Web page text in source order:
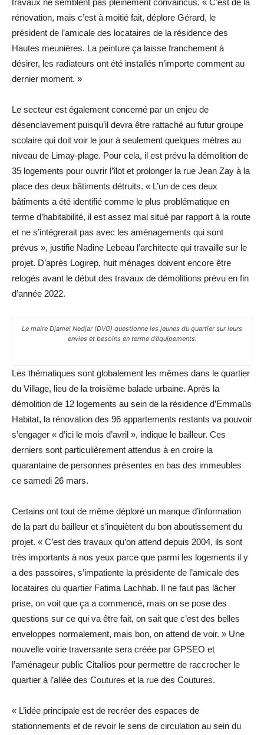
travaux ne semblent pas pleinement convaincus. « C’est de la
rénovation, mais c’est à moitié fait, déplore Gérard, le
président de l’amicale des locataires de la résidence des
Hautes meunières. La peinture ça laisse franchement à
désirer, les radiateurs ont été installés n’importe ­comment au
dernier moment. »
Le secteur est également concerné par un enjeu de
désenclavement puisqu’il devra être rattaché au futur groupe
scolaire qui doit voir le jour à seulement quelques mètres au
niveau de Limay-plage. Pour cela, il est prévu la démolition de
35 logements pour ouvrir l’îlot et prolonger la rue Jean Zay à la
place des deux bâtiments détruits. « L’un de ces deux
bâtiments a été identifié comme le plus problématique en
terme d’habitabilité, il est assez mal situé par rapport à la route
et ne s’intégrerait pas avec les aménagements qui sont
prévus », justifie Nadine Lebeau l’architecte qui travaille sur le
projet. D’après Logirep, huit ménages doivent encore être
relogés avant le début des travaux de démolitions prévu en fin
d’année 2022.
Le maire Djamel Nedjar (DVG) questionne les jeunes du quartier sur leurs
envies et besoins en terme d’équipements.
Les thématiques sont globalement les mêmes dans le quartier
du Village, lieu de la troisième balade urbaine. Après la
démolition de 12 logements au sein de la résidence d’Emmaüs
Habitat, la rénovation des 96 appartements restants va pouvoir
s’engager « d’ici le mois d’avril », indique le bailleur. Ces
derniers sont particulièrement attendus à en croire la
quarantaine de personnes présentes en bas des immeubles
ce samedi 26 mars.
Certains ont tout de même déploré un manque d’information
de la part du bailleur et s’inquiètent du bon aboutissement du
projet. « C’est des travaux qu’on attend depuis 2004, ils sont
très importants à nos yeux parce que parmi les logements il y
a des passoires, s’impatiente la présidente de l’amicale des
locataires du quartier Fatima Lachhab. Il ne faut pas lâcher
prise, on voit que ça a commencé, mais on se pose des
questions sur ce qui va être fait, on sait que c’est des belles
enveloppes normalement, mais bon, on attend de voir. » Une
nouvelle voirie traversante sera créée par GPSEO et
l’aménageur public Citallios pour permettre de raccrocher le
quartier à l’allée des Coutures et la rue des Coutures.
« L’idée principale est de recréer des espaces de
stationnements et de revoir le sens de circulation au sein du